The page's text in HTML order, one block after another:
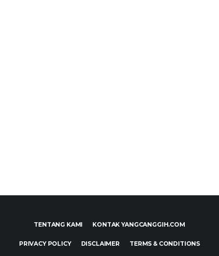
TENTANG KAMI KONTAK YANGCANGGIH.COM
PRIVACY POLICY DISCLAIMER TERMS & CONDITIONS